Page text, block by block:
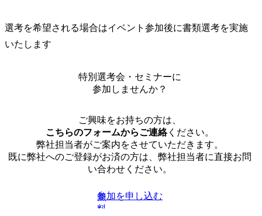
選考を希望される場合はイベント参加後に書類選考を実施
いたします
特別選考会・セミナーに
参加しませんか？
ご興味をお持ちの方は、
こちらのフォームからご連絡ください。
弊社担当者がご案内をさせていただきます。
既に弊社へのご登録がお済の方は、弊社担当者に直接お問
い合わせください。
無
料
参加を申し込む